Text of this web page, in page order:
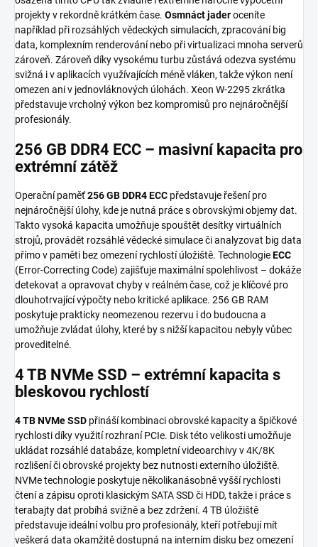
projekty v rekordně krátkém čase. Osmnáct jaderoceníte
například při rozsáhlých vědeckých simulacích, zpracování big
data, komplexním renderování nebo při virtualizaci mnoha serverů
zároveň. Zároveň díky vysokému turbu zůstává odezva systému
svižná i v aplikacích využívajících méně vláken, takže výkon není
omezen ani v jednovláknových úlohách. Xeon W-2295 zkrátka
představuje vrcholný výkon bez kompromisů pro nejnáročnější
profesionály.
256 GB DDR4 ECC – masivní kapacita pro
extrémní zátěž
Operační paměť256 GB DDR4 ECC představuje řešení pro
nejnáročnější úlohy, kde je nutná práce s obrovskými objemy dat.
Takto vysoká kapacita umožňuje spouštět desítky virtuálních
strojů, provádět rozsáhlé vědecké simulace či analyzovat big data
přímo v paměti bez omezení rychlostí úložiště. TechnologieECC
(Error-Correcting Code) zajišťuje maximální spolehlivost – dokáže
detekovat a opravovat chyby v reálném čase, což je klíčové pro
dlouhotrvající výpočty nebo kritické aplikace. 256 GB RAM
poskytuje prakticky neomezenou rezervu i do budoucna a
umožňuje zvládat úlohy, které by s nižší kapacitou nebyly vůbec
proveditelné.
4 TB NVMe SSD – extrémní kapacita s
bleskovou rychlostí
4 TB NVMe SSD přináší kombinaci obrovské kapacity a špičkové
rychlosti díky využití rozhraní PCIe. Disk této velikosti umožňuje
ukládat rozsáhlé databáze, kompletní videoarchivy v 4K/8K
rozlišení či obrovské projekty bez nutnosti externího úložiště.
NVMe technologie poskytuje několikanásobně vyšší rychlosti
čtení a zápisu oproti klasickým SATA SSD či HDD, takže i práce s
terabajty dat probíhá svižně a bez zdržení. 4 TB úložiště
představuje ideální volbu pro profesionály, kteří potřebují mít
veškerá data okamžitě dostupná na interním disku bez omezení